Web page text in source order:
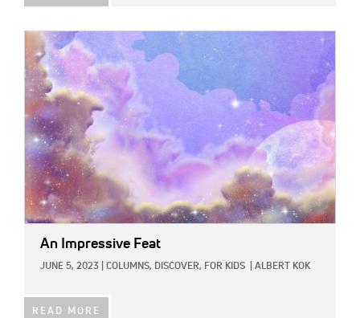
IMAGE:
An Impressive Feat
JUNE 5, 2023 COLUMNS, DISCOVER, FOR KIDS ALBERT KOK
READ MORE